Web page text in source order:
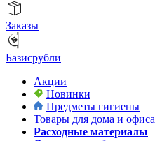
Заказы
Базисрубли
Акции
Новинки
Предметы гигиены
Товары для дома и офиса
Расходные материалы